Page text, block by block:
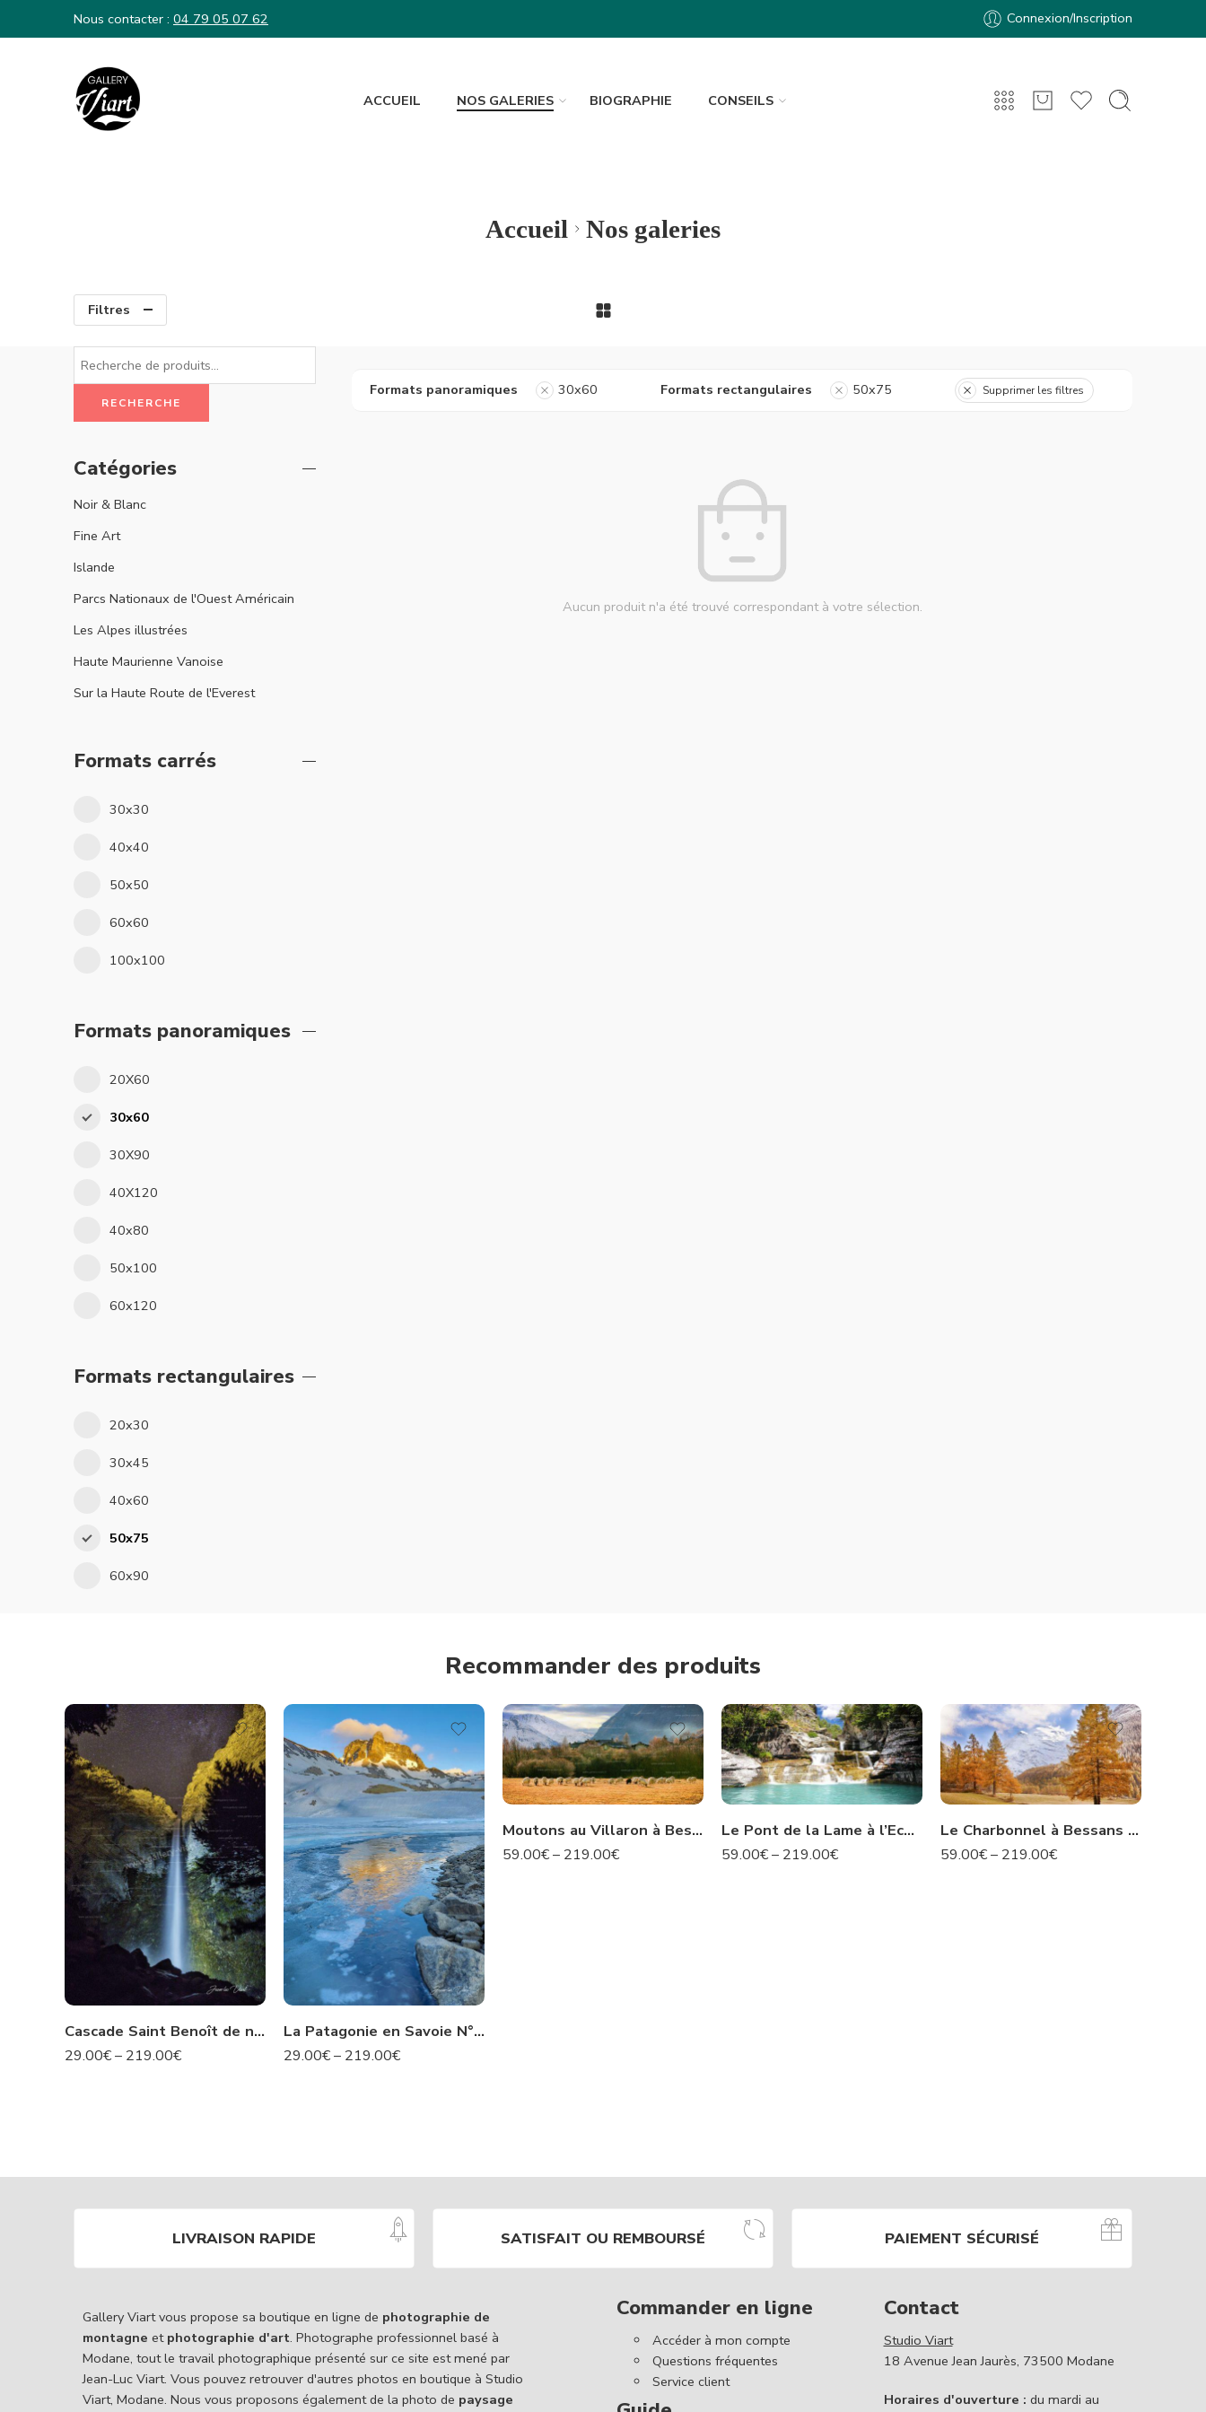
Nous contacter : 04 79 05 07 62 Connexion/Inscription
ACCUEIL NOS GALERIES BIOGRAPHIE CONSEILS
Accueil Nos galeries
Filtres
Formats panoramiques 30x60 Formats rectangulaires 50x75 Supprimer les filtres
Aucun produit n'a été trouvé correspondant à votre sélection.
RECHERCHE
Catégories
Noir & Blanc
Fine Art
Islande
Parcs Nationaux de l'Ouest Américain
Les Alpes illustrées
Haute Maurienne Vanoise
Sur la Haute Route de l'Everest
Formats carrés
30x30
40x40
50x50
60x60
100x100
Formats panoramiques
20X60
30x60
30X90
40X120
40x80
50x100
60x120
Formats rectangulaires
20x30
30x45
40x60
50x75
60x90
Recommander des produits
Cascade Saint Benoît de nuit- Avrieux N°424
29.00€– 219.00€
La Patagonie en Savoie N°435
29.00€– 219.00€
Moutons au Villaron à Bessans – Savoie N°35
59.00€– 219.00€
Le Pont de la Lame à l’Ecot – Savoie N°67
59.00€– 219.00€
Le Charbonnel à Bessans – Savoie N°96
59.00€– 219.00€
LIVRAISON RAPIDE SATISFAIT OU REMBOURSÉ PAIEMENT SÉCURISÉ
Gallery Viart vous propose sa boutique en ligne de photographie de
montagne et photographie d'art. Photographe professionnel basé à
Modane, tout le travail photographique présenté sur ce site est mené par
Jean-Luc Viart. Vous pouvez retrouver d'autres photos en boutique à Studio
Viart, Modane. Nous vous proposons également de la photo de paysage
Commander en ligne
Accéder à mon compte
Questions fréquentes
Service client
Contact
Studio Viart
18 Avenue Jean Jaurès, 73500 Modane
Horaires d'ouverture : du mardi au